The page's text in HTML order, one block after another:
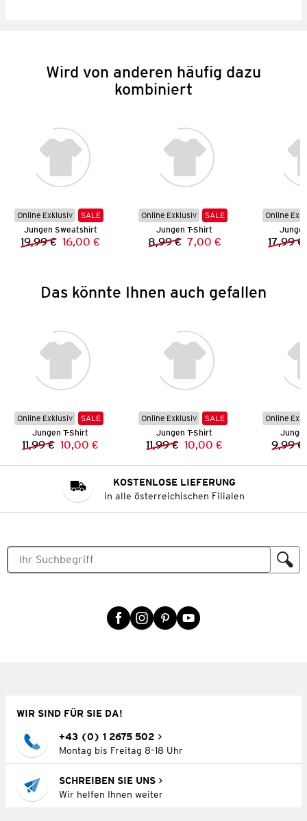
Wird von anderen häufig dazu
kombiniert
Online Exklusiv
SALE
Jungen Sweatshirt
Vorheriger Preis:
19,99 € Neuer Preis:
16,00 €
Online Exklusiv
SALE
Jungen T-Shirt
Vorheriger Preis:
8,99 € Neuer Preis:
7,00 €
Online
17,99 €
Das könnte Ihnen auch gefallen
Online Exklusiv
SALE
Jungen T-Shirt
Vorheriger Preis:
11,99 € Neuer Preis:
10,00 €
Online Exklusiv
SALE
Jungen T-Shirt
Vorheriger Preis:
11,99 € Neuer Preis:
10,00 €
Online
9,99 €
KOSTENLOSE LIEFERUNG
in alle österreichischen Filialen
WIR SIND FÜR SIE DA!
+43 (0) 1 2675 502
Montag bis Freitag 8–18 Uhr
SCHREIBEN SIE UNS
Wir helfen Ihnen weiter